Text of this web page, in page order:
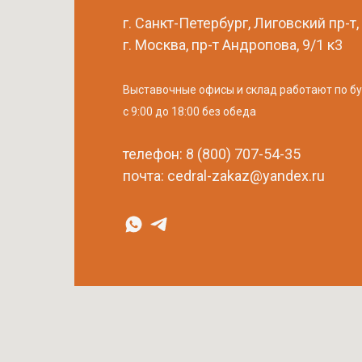
г. Санкт-Петербург, Лиговский пр-
г. Москва, пр-т Андропова, 9/1 к3
Выставочные офисы и склад работают по
с 9:00 до 18:00 без обеда
телефон: 8 (800) 707-54-35
почта: cedral-zakaz@yandex.ru